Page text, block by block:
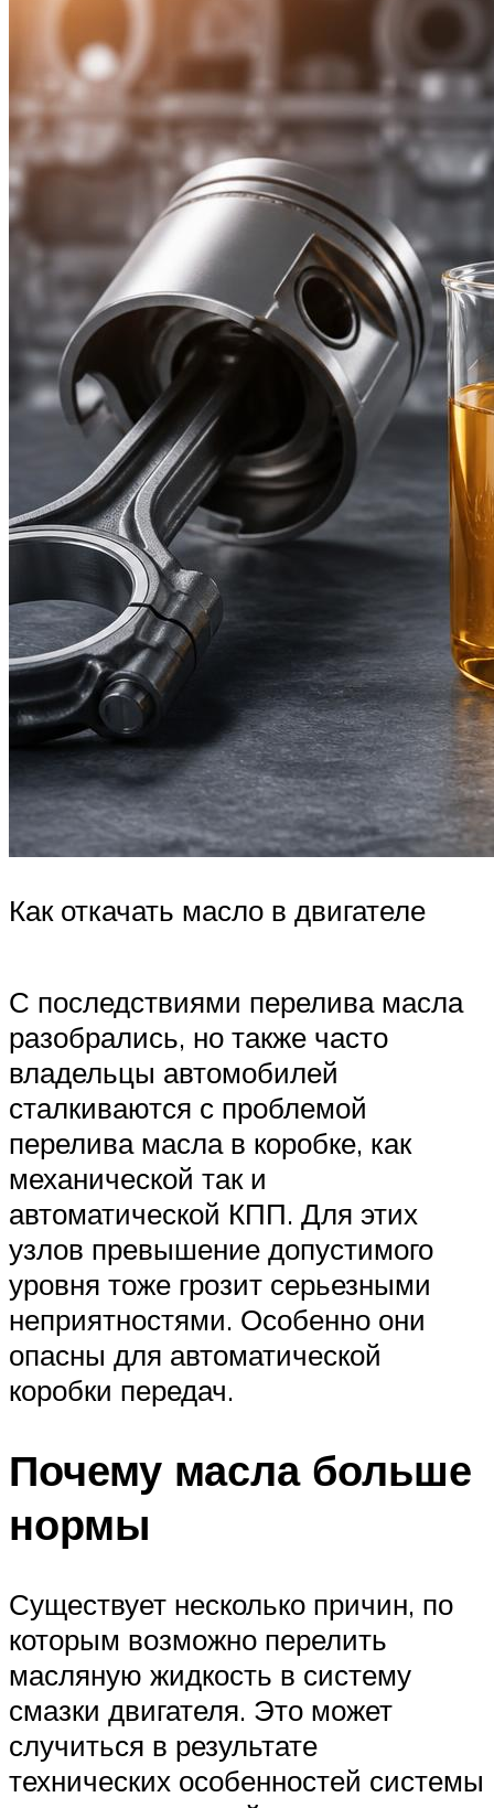
Как откачать масло в двигателе
С последствиями перелива масла
разобрались, но также часто
владельцы автомобилей
сталкиваются с проблемой
перелива масла в коробке, как
механической так и
автоматической КПП. Для этих
узлов превышение допустимого
уровня тоже грозит серьезными
неприятностями. Особенно они
опасны для автоматической
коробки передач.
Почему масла больше
нормы
Существует несколько причин, по
которым возможно перелить
масляную жидкость в систему
смазки двигателя. Это может
случиться в результате
технических особенностей системы